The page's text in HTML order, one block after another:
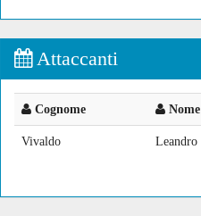
Attaccanti
Cognome Nome
Vivaldo Leandro